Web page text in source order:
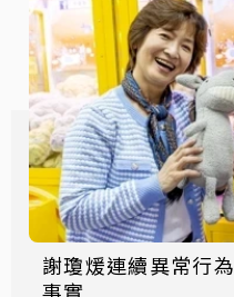
謝瓊煖連續異常行
事實